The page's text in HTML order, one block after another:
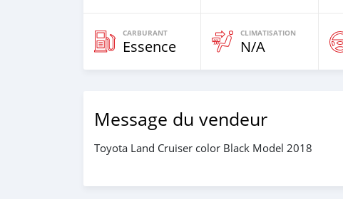
CARBURANT
Essence
CLIMATISATION
N/A
Message du vendeur
Toyota Land Cruiser color Black Model 2018